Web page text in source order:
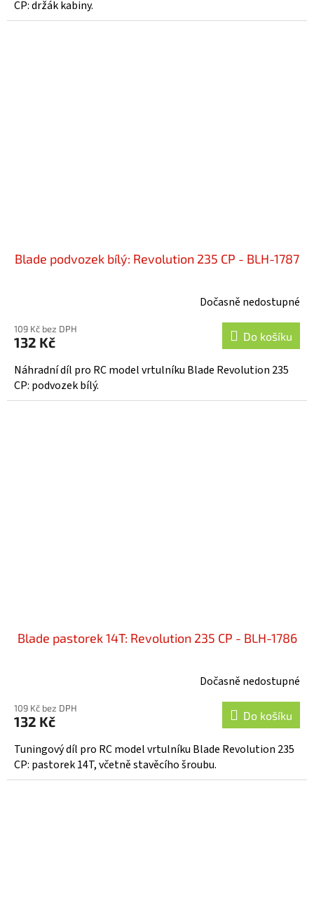
CP: držák kabiny.
Blade podvozek bílý: Revolution 235 CP - BLH-1787
Dočasně nedostupné
109 Kč bez DPH
132 Kč Do košíku
Náhradní díl pro RC model vrtulníku Blade Revolution 235
CP: podvozek bílý.
Blade pastorek 14T: Revolution 235 CP - BLH-1786
Dočasně nedostupné
109 Kč bez DPH
132 Kč Do košíku
Tuningový díl pro RC model vrtulníku Blade Revolution 235
CP: pastorek 14T, včetně stavěcího šroubu.